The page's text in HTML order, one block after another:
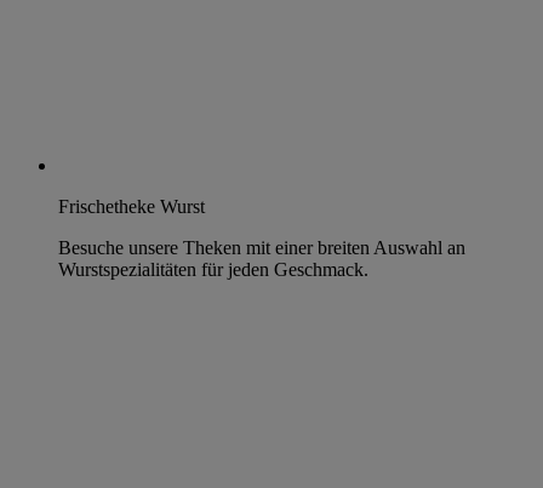
Frischetheke Wurst
Besuche unsere Theken mit einer breiten Auswahl an
Wurstspezialitäten für jeden Geschmack.